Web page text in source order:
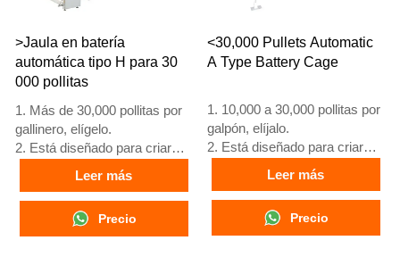
>Jaula en batería
automática tipo H para 30
000 pollitas
1. Más de 30,000 pollitas por
gallinero, elígelo.
2. Está diseñado para criar
pollitas mayores de 1 día
hasta gallinas de 12 a 16
semanas que comienzan a
poner huevos.
3. Su vida útil es de más de
Leer más
Precio
<30,000 Pullets Automatic
A Type Battery Cage
1. 10,000 a 30,000 pollitas por
galpón, elíjalo.
2. Está diseñado para criar
pollitas mayores de 1 día
hasta gallinas de 12 a 16
semanas que comienzan a
poner huevos.
3. Su vida útil es de más de
Leer más
Precio